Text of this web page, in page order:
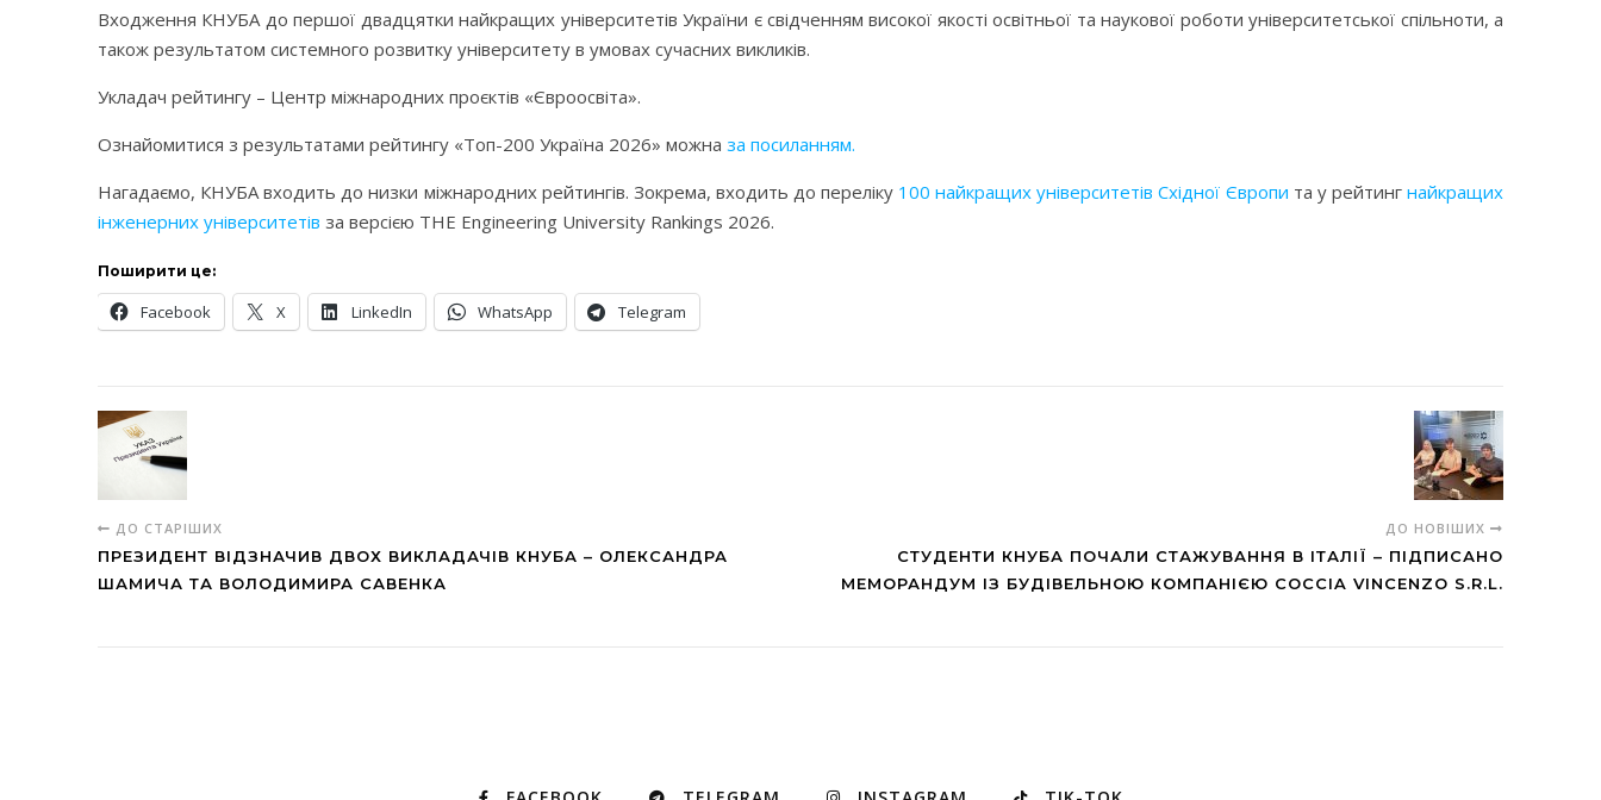
Входження КНУБА до першої двадцятки найкращих університетів України є свідченням високої якості освітньої та наукової роботи університетської спільноти, а
також результатом системного розвитку університету в умовах сучасних викликів.
Укладач рейтингу – Центр міжнародних проєктів «Євроосвіта».
Ознайомитися з результатами рейтингу «Топ-200 Україна 2026» можна за посиланням.
Нагадаємо, КНУБА входить до низки міжнародних рейтингів. Зокрема, входить до переліку 100 найкращих університетів Східної Європи та у рейтингнайкращих
інженерних університетів за версією THE Engineering University Rankings 2026.
Поширити це:
Facebook X LinkedIn WhatsApp Telegram
ДО СТАРІШИХ
ПРЕЗИДЕНТ ВІДЗНАЧИВ ДВОХ ВИКЛАДАЧІВ КНУБА – ОЛЕКСАНДРА
ШАМИЧА ТА ВОЛОДИМИРА САВЕНКА
ДО НОВІШИХ
СТУДЕНТИ КНУБА ПОЧАЛИ СТАЖУВАННЯ В ІТАЛІЇ – ПІДПИСАНО
МЕМОРАНДУМ ІЗ БУДІВЕЛЬНОЮ КОМПАНІЄЮ COCCIA VINCENZO S.R.L.